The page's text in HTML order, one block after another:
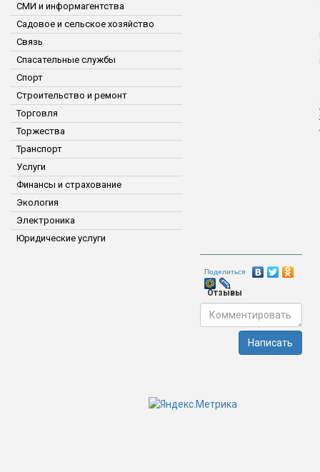
СМИ и информагентства
Садовое и сельское хозяйство
Связь
Спасательные службы
Спорт
Строительство и ремонт
Торговля
Торжества
Транспорт
Услуги
Финансы и страхование
Экология
Электроника
Юридические услуги
Поделиться
Отзывы
Написать